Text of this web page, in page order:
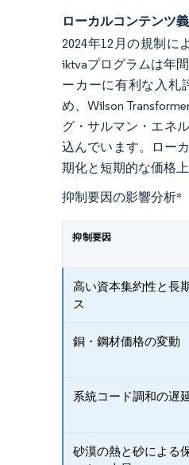
ローカルコンテンツ
2024年12月の規制に
iktvaプログラムは年
ーカーに有利な入札
め、Wilson
グ・サルマン・エネ
込んでいます。ロー
期化と短期的な価格
抑制要因の影響分析*
抑制要因
高い資本集約性と長
ス
銅・鋼材価格の変動
系統コード調和の遅
砂漠の熱と砂による